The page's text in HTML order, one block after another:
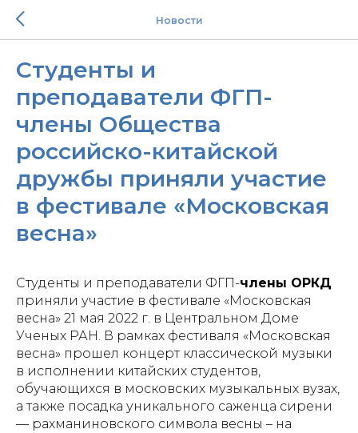
Новости
Студенты и
преподаватели ФГП-
члены Общества
российско-китайской
дружбы приняли участие
в фестивале «Московская
весна»
Студенты и преподаватели ФГП-члены ОРКД
приняли участие в фестивале «Московская
весна» 21 мая 2022 г. в Центральном Доме
Ученых РАН. В рамках фестиваля «Московская
весна» прошел концерт классической музыки
в исполнении китайских студентов,
обучающихся в московских музыкальных вузах,
а также посадка уникального саженца сирени
— рахманиновского символа весны – на